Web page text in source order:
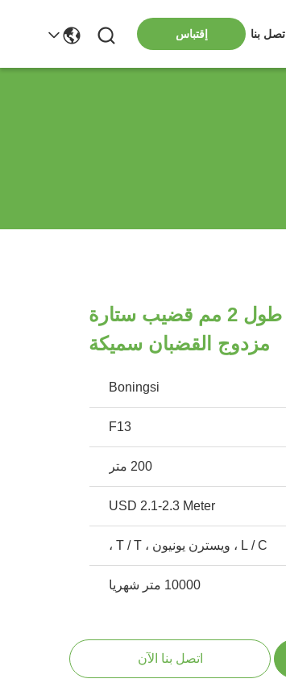
اتصل بنا إقتباس
ألوان مختلفة 550 سم طول 2 مم قضيب ستارة
مزدوج القضبان سميكة
Boningsi
F13
200 متر
USD 2.1-2.3 Meter
L / C ، ويسترن يونيون ، T / T ،
10000 متر شهريا
اتصل بنا الآن